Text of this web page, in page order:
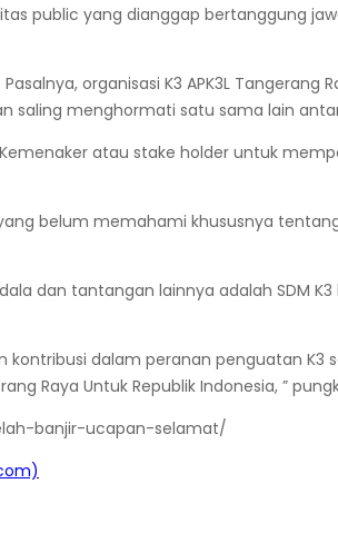
public yang dianggap bertanggung
organisasi K3 APK3L Tangerang
saling menghormati satu sama lain
atau stake holder untuk
belum memahami khususnya tentang
dan tantangan lainnya adalah SDM
dalam peranan penguatan K3
Raya Untuk Republik Indonesia, ”
banjir-ucapan-selamat/